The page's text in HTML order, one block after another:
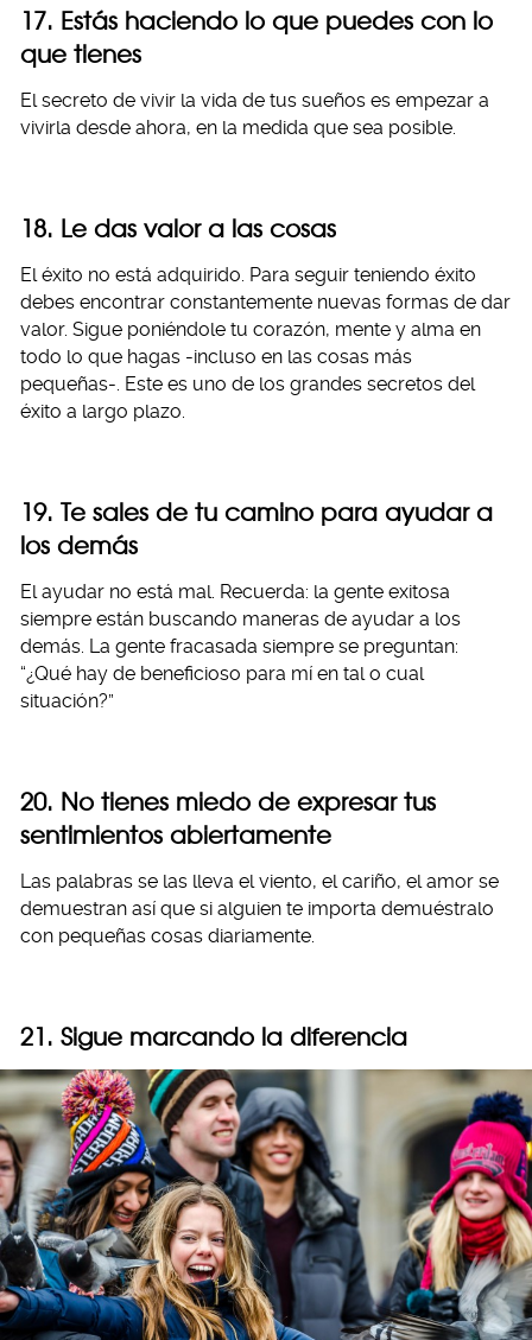
17. Estás haciendo lo que puedes con lo
que tienes
El secreto de vivir la vida de tus sueños es empezar a
vivirla desde ahora, en la medida que sea posible.
18. Le das valor a las cosas
El éxito no está adquirido. Para seguir teniendo éxito
debes encontrar constantemente nuevas formas de dar
valor. Sigue poniéndole tu corazón, mente y alma en
todo lo que hagas -incluso en las cosas más
pequeñas-. Este es uno de los grandes secretos del
éxito a largo plazo.
19. Te sales de tu camino para ayudar a
los demás
El ayudar no está mal. Recuerda: la gente exitosa
siempre están buscando maneras de ayudar a los
demás. La gente fracasada siempre se preguntan:
“¿Qué hay de beneficioso para mí en tal o cual
situación?”
20. No tienes miedo de expresar tus
sentimientos abiertamente
Las palabras se las lleva el viento, el cariño, el amor se
demuestran así que si alguien te importa demuéstralo
con pequeñas cosas diariamente.
21. Sigue marcando la diferencia